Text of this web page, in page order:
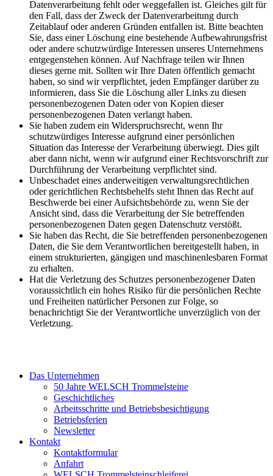
Datenverarbeitung fehlt oder weggefallen ist. Gleiches gilt für
den Fall, dass der Zweck der Datenverarbeitung durch
Zeitablauf oder anderen Gründen entfallen ist. Bitte beachten
Sie, dass einer Löschung eine bestehende Aufbewahrungsfrist
oder andere schutzwürdige Interessen unseres Unternehmens
entgegenstehen können. Auf Nachfrage teilen wir Ihnen
dieses gerne mit. Sollten wir Ihre Daten öffentlich gemacht
haben, so sind wir verpflichtet, jeden Empfänger darüber zu
informieren, dass Sie die Löschung aller Links zu diesen
personenbezogenen Daten oder von Kopien dieser
personenbezogenen Daten verlangt haben.
Sie haben zudem ein Widerspruchsrecht, wenn Ihr
schutzwürdiges Interesse aufgrund einer persönlichen
Situation das Interesse der Verarbeitung überwiegt. Dies gilt
aber dann nicht, wenn wir aufgrund einer Rechtsvorschrift zur
Durchführung der Verarbeitung verpflichtet sind.
Unbeschadet eines anderweitigen verwaltungsrechtlichen
oder gerichtlichen Rechtsbehelfs steht Ihnen das Recht auf
Beschwerde bei einer Aufsichtsbehörde zu, wenn Sie der
Ansicht sind, dass die Verarbeitung der Sie betreffenden
personenbezogenen Daten gegen Datenschutz verstößt.
Sie haben das Recht, die Sie betreffenden personenbezogenen
Daten, die Sie dem Verantwortlichen bereitgestellt haben, in
einem strukturierten, gängigen und maschinenlesbaren Format
zu erhalten.
Hat die Verletzung des Schutzes personenbezogener Daten
voraussichtlich ein hohes Risiko für die persönlichen Rechte
und Freiheiten natürlicher Personen zur Folge, so
benachrichtigt Sie der Verantwortliche unverzüglich von der
Verletzung.
Das Unternehmen
50 Jahre WELSCH Trommelsteine
Geschichtliches
Arbeitsschritte und Betriebsbesichtigung
Betriebsferien
Newsletter
Kontakt
Kontaktformular
Anfahrt